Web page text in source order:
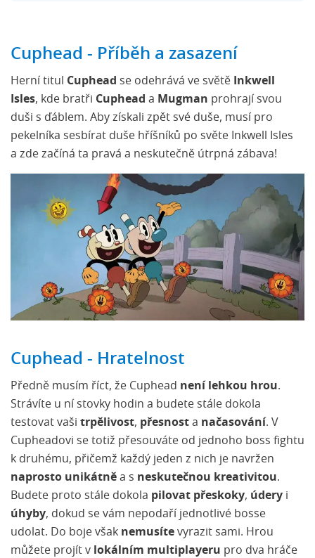
Cuphead - Příběh a zasazení
Herní titul Cuphead se odehrává ve světě Inkwell
Isles, kde bratři Cuphead a Mugman prohrají svou
duši s ďáblem. Aby získali zpět své duše, musí pro
pekelníka sesbírat duše hříšníků po světe Inkwell Isles
a zde začíná ta pravá a neskutečně útrpná zábava!
Cuphead - Hratelnost
Předně musím říct, že Cuphead není lehkou hrou.
Strávíte u ní stovky hodin a budete stále dokola
testovat vaši trpělivost, přesnost a načasování. V
Cupheadovi se totiž přesouváte od jednoho boss fightu
k druhému, přičemž každý jeden z nich je navržen
naprosto unikátně a s neskutečnou kreativitou.
Budete proto stále dokola pilovat přeskoky, údery i
úhyby, dokud se vám nepodaří jednotlivé bosse
udolat. Do boje však nemusíte vyrazit sami. Hrou
můžete projít v lokálním multiplayeru pro dva hráče